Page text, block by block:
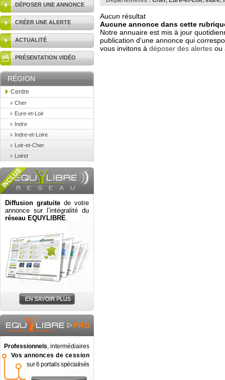
DÉPOSER UNE ANNONCE
CRÉER UNE ALERTE
ACTUALITÉ
PRÉSENTATION VIDÉO
RÉGION
Centre
Cher
Eure-et-Loir
Indre
Indre-et-Loire
Loir-et-Cher
Loiret
Diffusion gratuite de votre
annonce sur l’intégralité du
réseau EQUYLIBRE.
Professionnels, intermédiaires
Vos annonces de cession
sur 6 portails spécialisés
Aucun résultat
Aucune annonce dans cette
Notre annuaire est mis à jour
publication d'une annonce qui
vous invitons à déposer des alertes ou